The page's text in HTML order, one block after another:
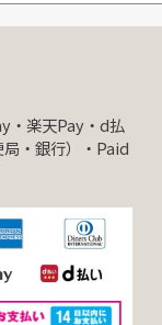
・楽天Pay・d払
・銀行）・Paid